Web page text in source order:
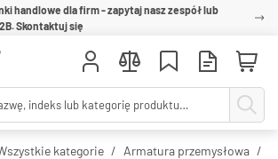
handlowe dla firm - zapytaj nasz zespół lub
Skontaktuj się
kategorie Armatura przemysłowa